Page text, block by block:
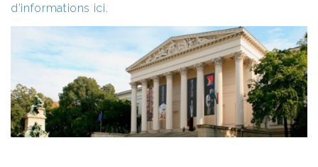
d’informations ici